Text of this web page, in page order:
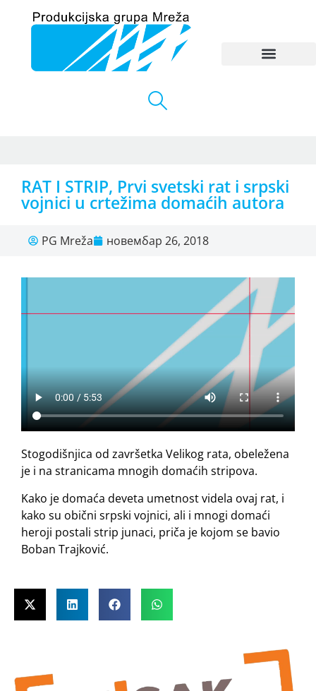
RAT I STRIP, Prvi svetski rat i srpski
vojnici u crtežima domaćih autora
PG Mreža новембар 26, 2018
Stogodišnjica od završetka Velikog rata, obeležena
je i na stranicama mnogih domaćih stripova.
Kako je domaća deveta umetnost videla ovaj rat, i
kako su obični srpski vojnici, ali i mnogi domaći
heroji postali strip junaci, priča je kojom se bavio
Boban Trajković.